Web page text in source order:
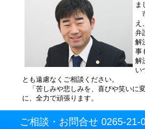
ま
え
弁
解
事
解
い
とも遠慮なくご相談ください。
「苦しみや悲しみを、喜びや笑いに
に、全力で頑張ります。
ご相談・お問合せ 0265-21-